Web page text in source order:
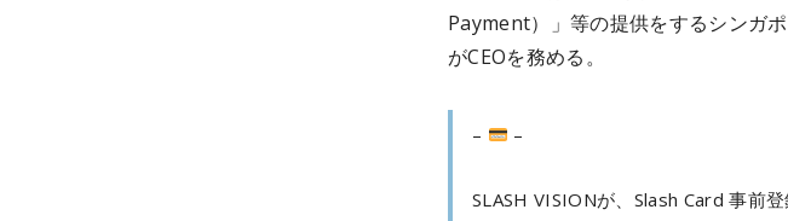
Payment）」等の提供をするシンガ
がCEOを務める。
– –
SLASH VISIONが、Slash Card 事前